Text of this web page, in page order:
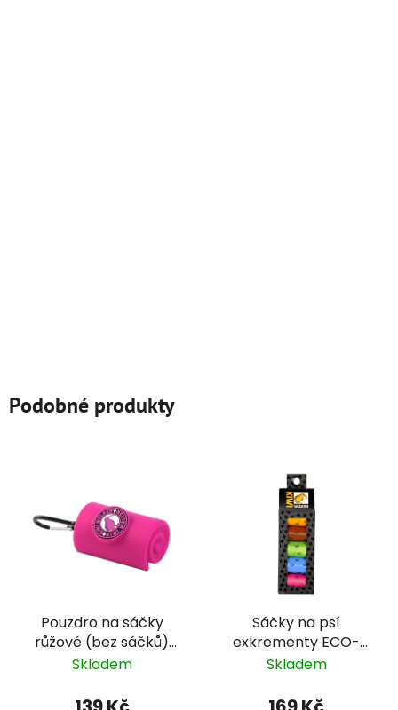
Podobné produkty
Pouzdro na sáčky
růžové (bez sáčků)
Kiwi
Skladem
Sáčky na psí
exkrementy ECO-
FRIENDLY 5ks Kiwi
Skladem